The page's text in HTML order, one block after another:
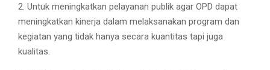
2. Untuk meningkatkan pelayanan publik agar OPD dapat
meningkatkan kinerja dalam melaksanakan program dan
kegiatan yang tidak hanya secara kuantitas tapi juga
kualitas.